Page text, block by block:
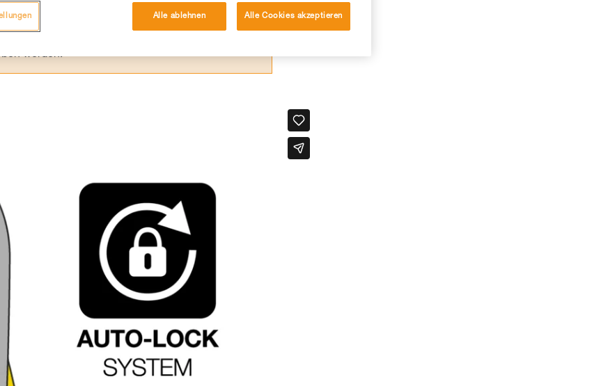
Profi, ob Sie in der Lage sind, den Vorgang
durchführen.
Techniken. Möglicherweise gibt es
werden.
Alle ablehnen Alle Cookies akzeptieren